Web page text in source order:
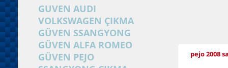
GUVEN AUDI
VOLKSWAGEN ÇIKMA
GÜVEN SSANGYONG
GÜVEN ALFA ROMEO
GÜVEN PEJO
pejo 2008